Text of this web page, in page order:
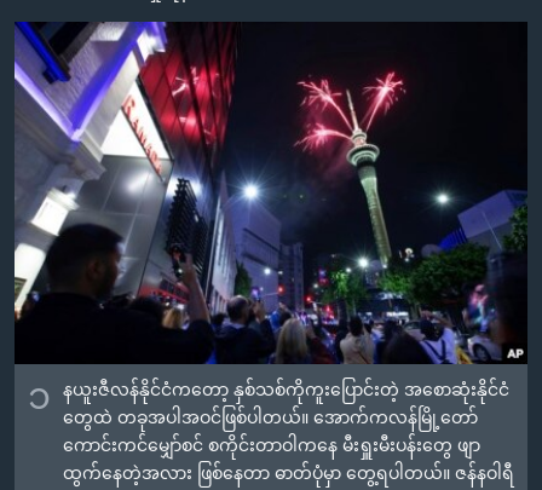
ရန်
ပင်မ
စာမျက်နှာ
သို့
ကျော်
ကြည့်
ရန်
ရန်
နေရာ
မကြေးမုံရဲ့ အင်္ဂလိပ်စာ
ရုပ်ရှင်ထဲက အင်္ဂလိပ်စာ
သုတပဒေသာ အင်္ဂလိပ်စာ
ရေဒီယို
တီဗွီ
ရေဒီယိုနှင့်ရုပ်သံ အချက်အလက်များ
ရေဒီယို/တီဗွီအစီအစဉ်
Learning English
ဗွီအိုအေ လူမှုကွန်ယက်များ
ဘာသာစကားများ
၁
နယူးဇီလန်နိုင်ငံကတော့ နှစ်သစ်ကိုကူးပြောင်းတဲ့ အစောဆုံးနိုင်ငံ
တွေထဲ တခုအပါအဝင်ဖြစ်ပါတယ်။ အောက်ကလန်မြို့တော်
ကောင်းကင်မျှော်စင် စကိုင်းတာဝါကနေ မီးရှူးမီးပန်းတွေ ဖျာ
ထွက်နေတဲ့အလား ဖြစ်နေတာ ဓာတ်ပုံမှာ တွေ့ရပါတယ်။ ဇန်နဝါရီ